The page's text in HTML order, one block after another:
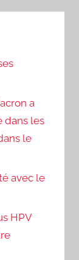
a
dans les
le
avec le
HPV